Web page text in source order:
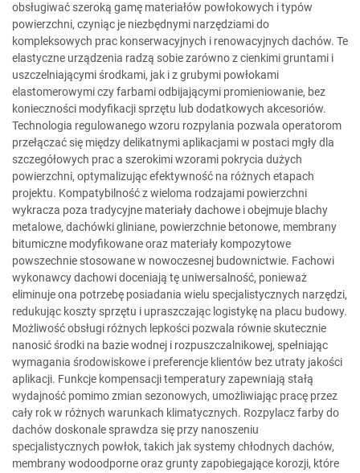
obsługiwać szeroką gamę materiałów powłokowych i typów
powierzchni, czyniąc je niezbędnymi narzędziami do
kompleksowych prac konserwacyjnych i renowacyjnych dachów. Te
elastyczne urządzenia radzą sobie zarówno z cienkimi gruntami i
uszczelniającymi środkami, jak i z grubymi powłokami
elastomerowymi czy farbami odbijającymi promieniowanie, bez
konieczności modyfikacji sprzętu lub dodatkowych akcesoriów.
Technologia regulowanego wzoru rozpylania pozwala operatorom
przełączać się między delikatnymi aplikacjami w postaci mgły dla
szczegółowych prac a szerokimi wzorami pokrycia dużych
powierzchni, optymalizując efektywność na różnych etapach
projektu. Kompatybilność z wieloma rodzajami powierzchni
wykracza poza tradycyjne materiały dachowe i obejmuje blachy
metalowe, dachówki gliniane, powierzchnie betonowe, membrany
bitumiczne modyfikowane oraz materiały kompozytowe
powszechnie stosowane w nowoczesnej budownictwie. Fachowi
wykonawcy dachowi doceniają tę uniwersalność, ponieważ
eliminuje ona potrzebę posiadania wielu specjalistycznych narzędzi,
redukując koszty sprzętu i upraszczając logistykę na placu budowy.
Możliwość obsługi różnych lepkości pozwala równie skutecznie
nanosić środki na bazie wodnej i rozpuszczalnikowej, spełniając
wymagania środowiskowe i preferencje klientów bez utraty jakości
aplikacji. Funkcje kompensacji temperatury zapewniają stałą
wydajność pomimo zmian sezonowych, umożliwiając pracę przez
cały rok w różnych warunkach klimatycznych. Rozpylacz farby do
dachów doskonale sprawdza się przy nanoszeniu
specjalistycznych powłok, takich jak systemy chłodnych dachów,
membrany wodoodporne oraz grunty zapobiegające korozji, które